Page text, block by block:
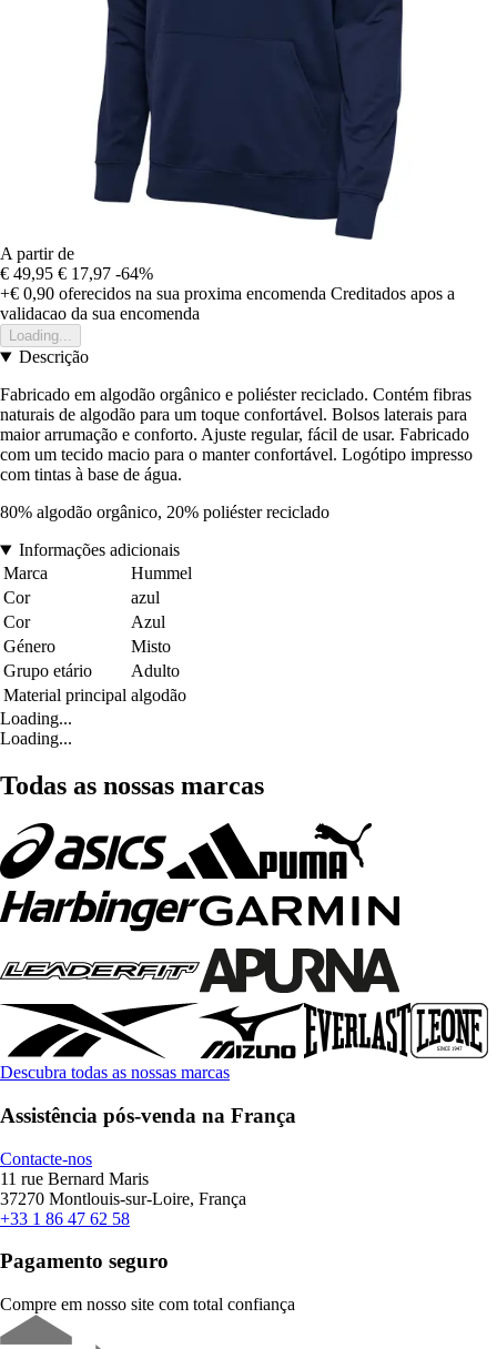
A partir de
€ 49,95 € 17,97 -64%
+€ 0,90 oferecidos na sua proxima encomenda Creditados apos a
validacao da sua encomenda
Loading...
Descrição
Fabricado em algodão orgânico e poliéster reciclado. Contém fibras
naturais de algodão para um toque confortável. Bolsos laterais para
maior arrumação e conforto. Ajuste regular, fácil de usar. Fabricado
com um tecido macio para o manter confortável. Logótipo impresso
com tintas à base de água.
80% algodão orgânico, 20% poliéster reciclado
Informações adicionais
Marca
Hummel
Cor
azul
Cor
Azul
Género
Misto
Grupo etário
Adulto
Material principal algodão
Loading...
Loading...
Todas as nossas marcas
Descubra todas as nossas marcas
Assistência pós-venda na França
Contacte-nos
11 rue Bernard Maris
37270 Montlouis-sur-Loire, França
+33 1 86 47 62 58
Pagamento seguro
Compre em nosso site com total confiança